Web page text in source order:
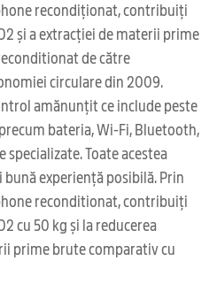
recondiționat, contribuiți
și a extracției de materii prime
de către
circulare din 2009.
amănunțit ce include peste
bateria, Wi-Fi, Bluetooth,
Toate acestea
experiență posibilă. Prin
reconditionat, contribuiți
cu 50 kg și la reducerea
prime brute comparativ cu